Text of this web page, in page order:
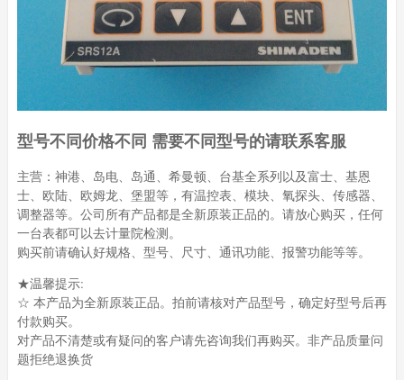
型号不同价格不同 需要不同型号的请联系客服
主营：神港、岛电、岛通、希曼顿、台基全系列以及富士、基恩
士、欧陆、欧姆龙、堡盟等，有温控表、模块、氧探头、传感器、
调整器等。公司所有产品都是全新原装正品的。请放心购买，任何
一台表都可以去计量院检测。
购买前请确认好规格、型号、尺寸、通讯功能、报警功能等等。
★温馨提示:
☆ 本产品为全新原装正品。拍前请核对产品型号，确定好型号后再
付款购买。
对产品不清楚或有疑问的客户请先咨询我们再购买。非产品质量问
题拒绝退换货